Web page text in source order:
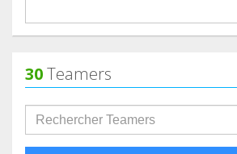
30Teamers